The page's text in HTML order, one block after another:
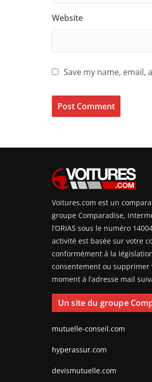
Website
Save my name,
Voitures.com est un
groupe Comparadise,
l’ORIAS sous le numéro
activité est basée sur votre
conformément à la
consentement ou
moment à l’adresse mail
Un site du groupe
mutuelle-conseil.com
hyperassur.com
devismutuelle.com